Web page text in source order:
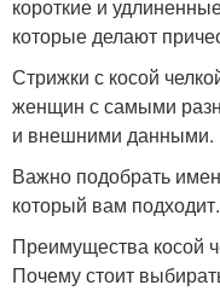
короткие и
которые делают
Стрижки с косой
женщин с самыми
и внешними данными.
Важно подобрать
который вам подходит.
Преимущества косой
Почему стоит